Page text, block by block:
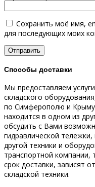
Сохранить моё имя,
для последующих моих
Способы доставки
Мы предоставляем
складского
по Симферополю и
находится в одном из
обсудить с Вами
гидравлической
другой техники и
транспортной компании,
срок доставки, зависят
складской техники.